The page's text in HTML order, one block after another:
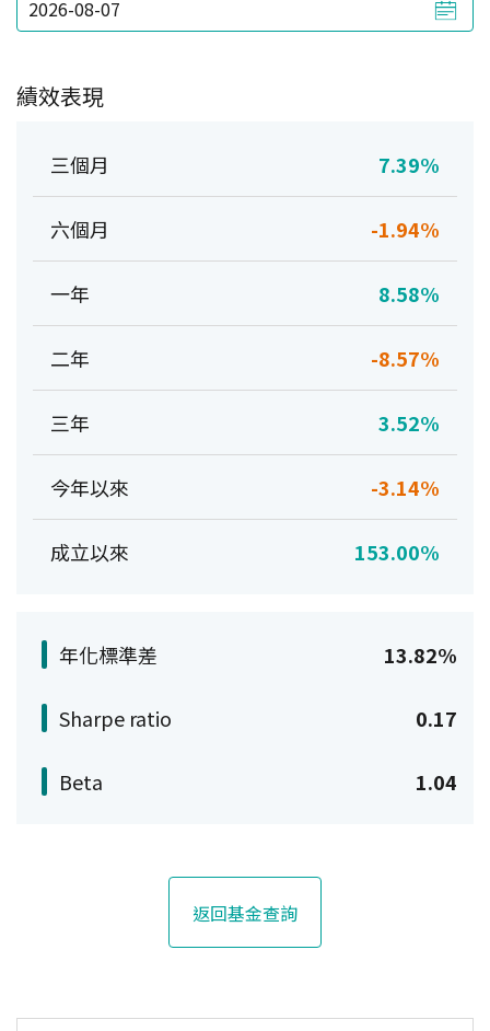
績效表現
三個月 7.39%
六個月 -1.94%
一年 8.58%
二年 -8.57%
三年 3.52%
今年以來 -3.14%
成立以來 153.00%
年化標準差 13.82%
Sharpe ratio 0.17
Beta 1.04
返回基金查詢